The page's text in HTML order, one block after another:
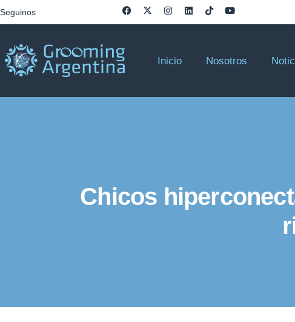
Seguinos
Inicio Nosotros
Chicos